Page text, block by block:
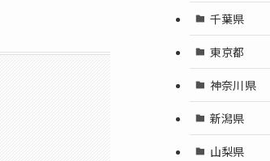
千葉県
東京都
神奈川県
新潟県
山梨県